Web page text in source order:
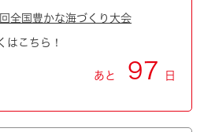
全国豊かな海づくり大会
はこちら！
あと 97 日